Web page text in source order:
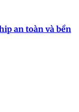
an toàn và bền